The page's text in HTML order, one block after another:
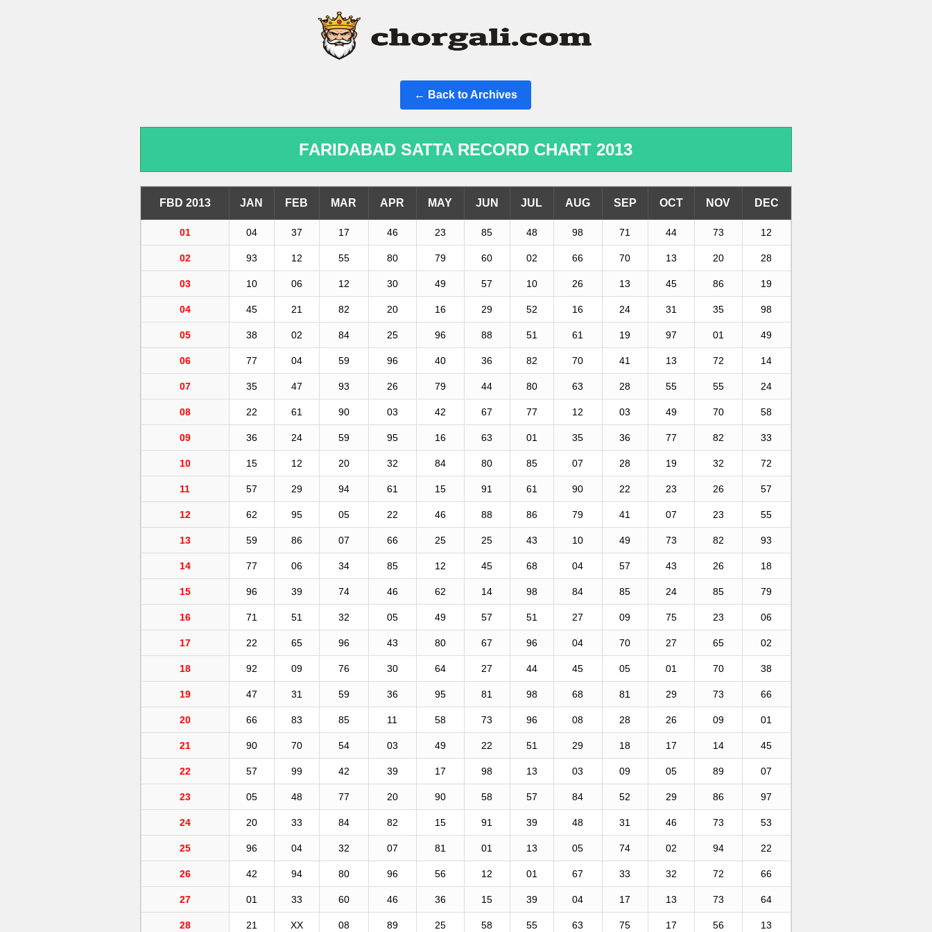
← Back to Archives
FARIDABAD SATTA RECORD CHART 2013
FBD 2013 JAN FEB MAR APR MAY JUN JUL AUG SEP OCT NOV DEC
01 04 37 17 46 23 85 48 98 71 44 73 12
02 93 12 55 80 79 60 02 66 70 13 20 28
03 10 06 12 30 49 57 10 26 13 45 86 19
04 45 21 82 20 16 29 52 16 24 31 35 98
05 38 02 84 25 96 88 51 61 19 97 01 49
06 77 04 59 96 40 36 82 70 41 13 72 14
07 35 47 93 26 79 44 80 63 28 55 55 24
08 22 61 90 03 42 67 77 12 03 49 70 58
09 36 24 59 95 16 63 01 35 36 77 82 33
10 15 12 20 32 84 80 85 07 28 19 32 72
11 57 29 94 61 15 91 61 90 22 23 26 57
12 62 95 05 22 46 88 86 79 41 07 23 55
13 59 86 07 66 25 25 43 10 49 73 82 93
14 77 06 34 85 12 45 68 04 57 43 26 18
15 96 39 74 46 62 14 98 84 85 24 85 79
16 71 51 32 05 49 57 51 27 09 75 23 06
17 22 65 96 43 80 67 96 04 70 27 65 02
18 92 09 76 30 64 27 44 45 05 01 70 38
19 47 31 59 36 95 81 98 68 81 29 73 66
20 66 83 85 11 58 73 96 08 28 26 09 01
21 90 70 54 03 49 22 51 29 18 17 14 45
22 57 99 42 39 17 98 13 03 09 05 89 07
23 05 48 77 20 90 58 57 84 52 29 86 97
24 20 33 84 82 15 91 39 48 31 46 73 53
25 96 04 32 07 81 01 13 05 74 02 94 22
26 42 94 80 96 56 12 01 67 33 32 72 66
27 01 33 60 46 36 15 39 04 17 13 73 64
28 21 XX 08 89 25 58 55 63 75 17 56 13